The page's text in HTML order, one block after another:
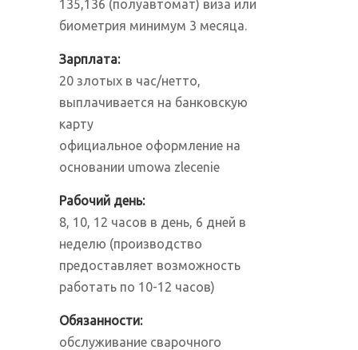
135,136 (полуавтомат) виза или
биометрия минимум 3 месяца.
Зарплата:
20 злотых в час/нетто,
выплачивается на банковскую
карту
официальное оформление на
основании umowa zlecenie
Рабочий день:
8, 10, 12 часов в день, 6 дней в
неделю (производство
предоставляет возможность
работать по 10-12 часов)
Обязанности:
обслуживание сварочного